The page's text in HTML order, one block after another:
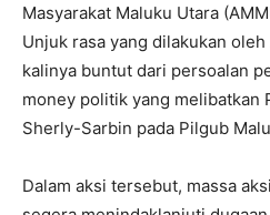
Masyarakat Maluku Utara
Unjuk rasa yang dilakukan
kalinya buntut dari persoalan
money politik yang melibatkan
Sherly-Sarbin pada Pilgub
Dalam aksi tersebut, massa